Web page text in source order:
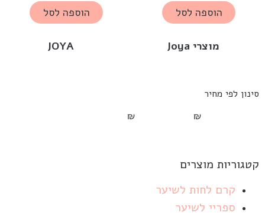
סינון לפי מחיר
₪
₪
קטגוריות מוצרים
קרם לחות לשיער
ספריי לשיער
מוצרי Joya
הוספה לסל
JOYA
הוספה לסל